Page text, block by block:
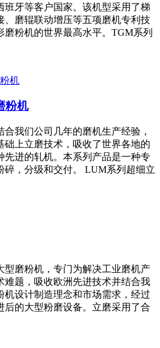
班牙等客户国家。该机型采用了梯
、磨辊联动增压等五项磨机专利技
磨粉机的世界最高水平。TGM系列
粉机
合我们公司几年的磨机生产经验，
础上立磨技术，吸收了世界各地的
先进的轧机。本系列产品是一种专
碎，分级和交付。 LUM系列超细立
型磨粉机，专门为解决工业磨机产
难题，吸收欧洲先进技术并结合我
机设计制造理念和市场需求，经过
后的大型粉磨设备。立磨采用了合